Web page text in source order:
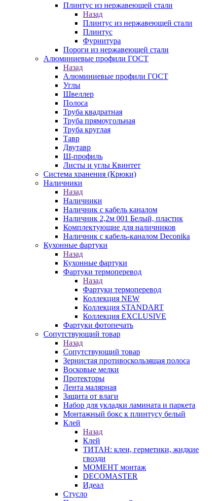
Плинтус из нержавеющей стали
Назад
Плинтус из нержавеющей стали
Плинтус
Фурнитура
Пороги из нержавеющей стали
Алюминиевые профили ГОСТ
Назад
Алюминиевые профили ГОСТ
Углы
Швеллер
Полоса
Труба квадратная
Труба прямоугольная
Труба круглая
Тавр
Двутавр
Ш-профиль
Листы и углы Квинтет
Система хранения (Крюки)
Наличники
Назад
Наличники
Наличник с кабель каналом
Наличник 2,2м 001 Белый, пластик
Комплектующие для наличников
Наличник с кабель-каналом Deconika
Кухонные фартуки
Назад
Кухонные фартуки
Фартуки термоперевод
Назад
Фартуки термоперевод
Коллекция NEW
Коллекция STANDART
Коллекция EXCLUSIVE
Фартуки фотопечать
Сопутствующий товар
Назад
Сопутствующий товар
Зернистая противоскользящая полоса
Восковые мелки
Протекторы
Лента малярная
Защита от влаги
Набор для укладки ламината и паркета
Монтажный бокс к плинтусу белый
Клей
Назад
Клей
ТИТАН: клеи, герметики, жидкие
гвозди
МОМЕНТ монтаж
DECOMASTER
Идеал
Стусло